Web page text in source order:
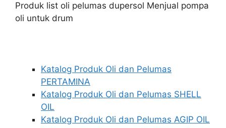
Produk list oli pelumas dupersol Menjual pompa
oli untuk drum
Katalog Produk Oli dan Pelumas
PERTAMINA
Katalog Produk Oli dan Pelumas SHELL
OIL
Katalog Produk Oli dan Pelumas AGIP OIL